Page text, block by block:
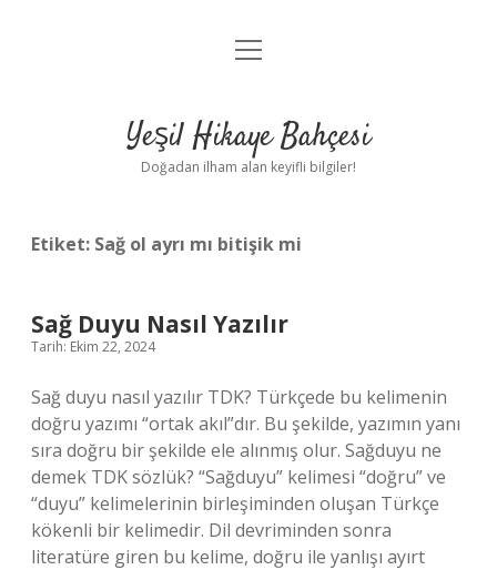
Anasayfa
Yasal Uyarı
menüyü
Yeşil Hikaye Bahçesi
Doğadan ilham alan keyifli bilgiler!
Etiket: Sağ ol ayrı mı bitişik mi
Sağ Duyu Nasıl Yazılır
Tarih: Ekim 22, 2024
Sağ duyu nasıl yazılır TDK? Türkçede bu kelimenin
doğru yazımı “ortak akıl”dır. Bu şekilde, yazımın yanı
sıra doğru bir şekilde ele alınmış olur. Sağduyu ne
demek TDK sözlük? “Sağduyu” kelimesi “doğru” ve
“duyu” kelimelerinin birleşiminden oluşan Türkçe
kökenli bir kelimedir. Dil devriminden sonra
literatüre giren bu kelime, doğru ile yanlışı ayırt